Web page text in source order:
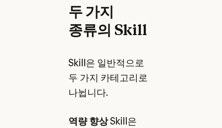
두 가지
종류의 Skill
Skill은 일반적으로
두 가지 카테고리로
나뉩니다.
역량 향상Skill은